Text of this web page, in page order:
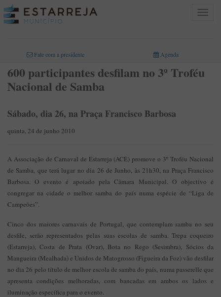
Toggle
Fale com a presidente Agenda
600 participantes desfilam no 3º Troféu
Nacional de Samba
Sábado, dia 26, na Praça Francisco Barbosa
quinta, 24 de junho 2010
A Associação de Carnaval de Estarreja (ACE) promove o 3º Troféu Nacional
de Samba, que terá lugar no dia 26 de Junho, às 21h30, na Praça Francisco
Barbosa. O evento é apoiado pela Câmara Municipal. O objectivo é
congregar na cidade o melhor samba do país numa espécie de “Liga de
Campeões”.
Cinco dos maiores carnavais de Portugal, que contemplam samba no seu
desfile, serão representados pelas suas escolas de samba. Trepa coqueiro
(Estarreja), Costa de Prata (Ovar), Bota no Rego (Sesimbra), Sócios da
Mangueira (Mealhada) e Unidos de Matogrosso (Figueira da Foz) vão desfilar
no dia 26 pelo título de melhor escola de samba do país, numa passerelle que
apresenta condições melhoradas, com bancadas em ambos os lados e
iluminação específica para o evento.